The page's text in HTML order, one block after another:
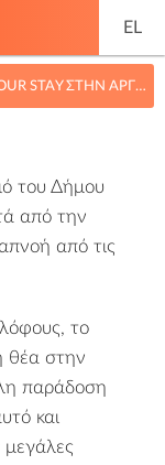
EL
BOOK YOUR STAY ΣΤΗΝ ΑΡΓΟΛΊΔΑ
του Δήμου
από την
από τις
το
θέα στην
παράδοση
και
μεγάλες